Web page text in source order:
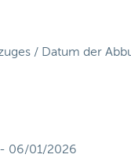
/ Datum der
06/01/2026